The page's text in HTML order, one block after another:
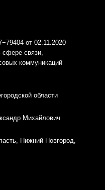
от 02.11.2020
сфере связи,
коммуникаций
области
Михайлович
Нижний Новгород,